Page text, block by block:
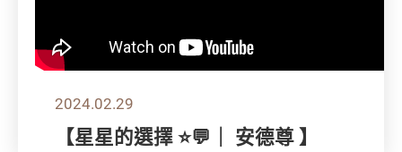
2024.02.29
【星星的選擇 ⭐💬｜ 安德尊 】